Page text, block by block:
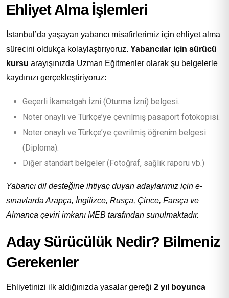
Ehliyet Alma İşlemleri
İstanbul’da yaşayan yabancı misafirlerimiz için ehliyet alma
sürecini oldukça kolaylaştırıyoruz. Yabancılar için sürücü
kursu arayışınızda Uzman Eğitmenler olarak şu belgelerle
kaydınızı gerçekleştiriyoruz:
Geçerli İkametgah İzni (Oturma İzni) belgesi.
Noter onaylı ve Türkçe’ye çevrilmiş pasaport fotokopisi.
Noter onaylı ve Türkçe’ye çevrilmiş öğrenim belgesi
(Diploma).
Diğer standart belgeler (Fotoğraf, sağlık raporu vb.)
Yabancı dil desteğine ihtiyaç duyan adaylarımız için e-
sınavlarda Arapça, İngilizce, Rusça, Çince, Farsça ve
Almanca çeviri imkanı MEB tarafından sunulmaktadır.
Aday Sürücülük Nedir? Bilmeniz
Gerekenler
Ehliyetinizi ilk aldığınızda yasalar gereği 2 yıl boyunca